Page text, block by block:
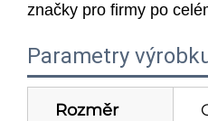
značky pro firmy po
Parametry
Rozměr